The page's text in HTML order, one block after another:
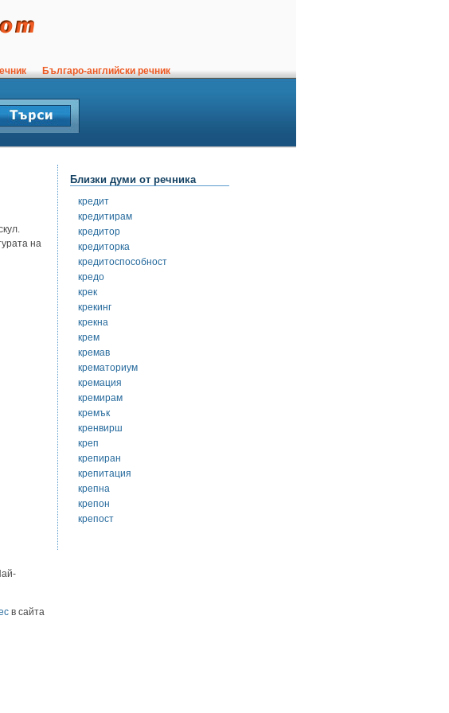
Българо-английски речник
на
в сайта
Близки думи от речника
кредит
кредитирам
кредитор
кредиторка
кредитоспособност
кредо
крек
крекинг
крекна
крем
кремав
крематориум
кремация
кремирам
кремък
кренвирш
креп
крепиран
крепитация
крепна
крепон
крепост